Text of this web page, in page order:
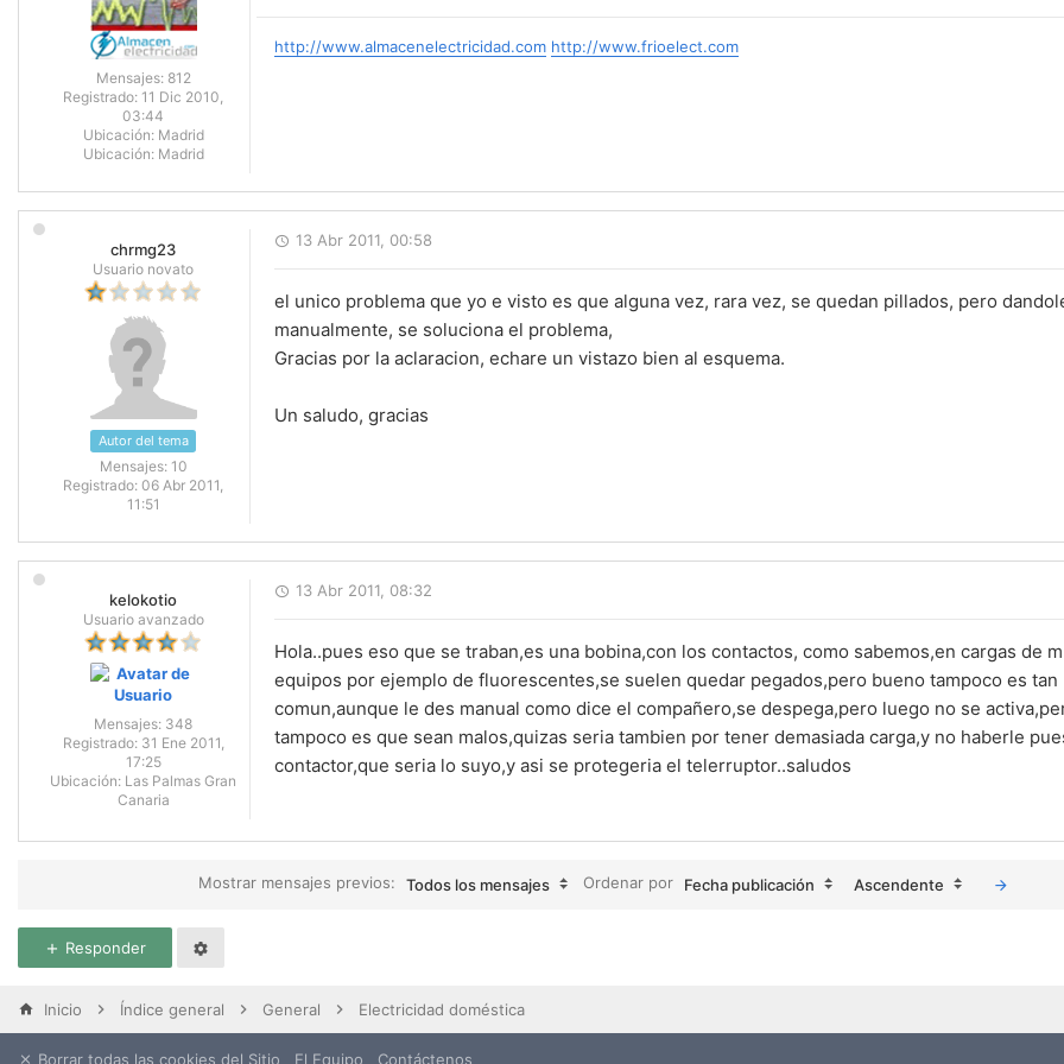
Mensajes: 812
Registrado: 11 Dic 2010,
03:44
Ubicación:Madrid
Ubicación:Madrid
http://www.almacenelectricidad.com http://www.frioelect.com
chrmg23
Usuario novato
Autor del tema
Mensajes: 10
Registrado: 06 Abr 2011,
11:51
13 Abr 2011, 00:58
el unico problema que yo e visto es que alguna vez, rara vez, se quedan pillados, pero
manualmente, se soluciona el problema,
Gracias por la aclaracion, echare un vistazo bien al esquema.
Un saludo, gracias
kelokotio
Usuario avanzado
Mensajes: 348
Registrado: 31 Ene 2011,
17:25
Ubicación: Las Palmas Gran
Canaria
13 Abr 2011, 08:32
Hola..pues eso que se traban,es una bobina,con los contactos, como sabemos,en cargas de
equipos por ejemplo de fluorescentes,se suelen quedar pegados,pero bueno tampoco es tan
comun,aunque le des manual como dice el compañero,se despega,pero luego no se
tampoco es que sean malos,quizas seria tambien por tener demasiada carga,y no haberle
contactor,que seria lo suyo,y asi se protegeria el telerruptor..saludos
Mostrar mensajes previos: Todos los mensajes Ordenar por Fecha publicación Ascendente
Responder
Inicio Índice general General Electricidad doméstica
Borrar todas las cookies del Sitio El Equipo Contáctenos